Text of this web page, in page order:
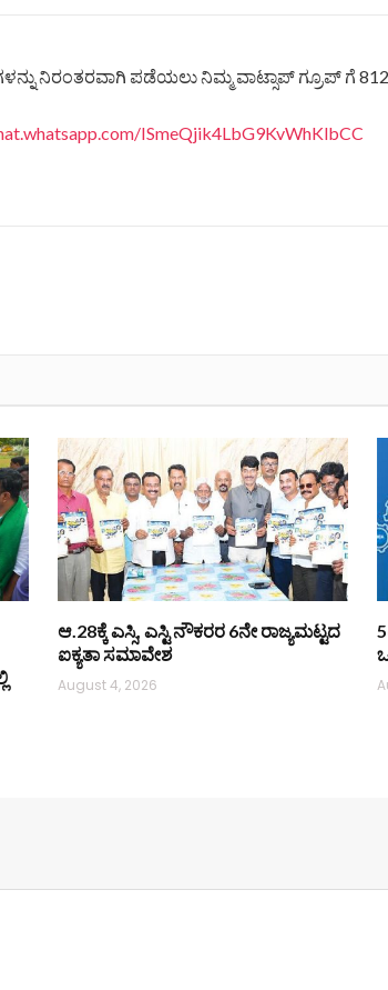
ನಿರಂತರವಾಗಿ ಪಡೆಯಲು ನಿಮ್ಮ ವಾಟ್ಸಾಪ್ ಗ್ರೂಪ್ ಗೆ
ISmeQjik4LbG9KvWhKlbCC
ಆ.28ಕ್ಕೆ ಎಸ್ಸಿ, ಎಸ್ಟಿ ನೌಕರರ 6ನೇ ರಾಜ್ಯಮಟ್ಟದ
ಐಕ್ಯತಾ ಸಮಾವೇಶ
August 4, 2026